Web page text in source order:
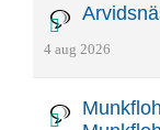
4 aug 2026